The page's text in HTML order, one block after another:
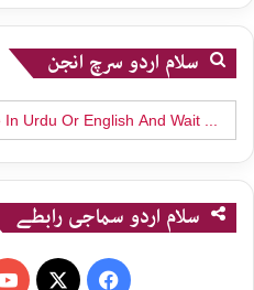
سلام اردو سرچ انجن
Search
for:
سلام اردو سماجی رابطے
Facebook